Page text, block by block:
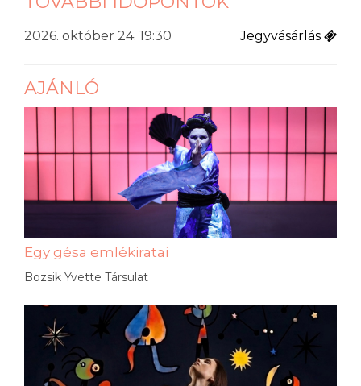
2026. október 24. 19:30 Jegyvásárlás
AJÁNLÓ
Egy gésa emlékiratai
Bozsik Yvette Társulat